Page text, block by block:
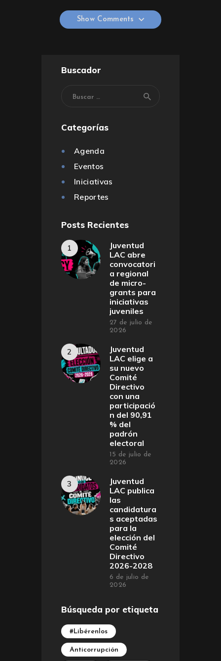
Show Comments
Buscador
Categorías
Agenda
Eventos
Iniciativas
Reportes
Posts Recientes
Juventud
LAC abre
convocatori
a regional
de micro-
grants para
iniciativas
juveniles
27 de julio de
2026
Juventud
LAC elige a
su nuevo
Comité
Directivo
con una
participació
n del 90,91
% del
padrón
electoral
15 de julio de
2026
Juventud
LAC publica
las
candidatura
s aceptadas
para la
elección del
Comité
Directivo
2026-2028
6 de julio de
2026
Búsqueda por etiqueta
#Libérenlos
Anticorrupción